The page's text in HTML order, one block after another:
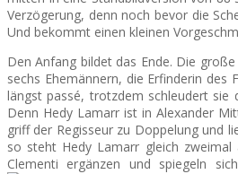
CHEAP
SEATS
Verzögerung, denn noch bevor die
Und bekommt einen kleinen
Den Anfang bildet das Ende. Die
sechs Ehemännern, die Erfinderin
längst passé, trotzdem schleudert sie
Denn Hedy Lamarr ist in Alexander
griff der Regisseur zu Doppelung und
so steht Hedy Lamarr gleich zweimal
Clementi ergänzen und spiegeln